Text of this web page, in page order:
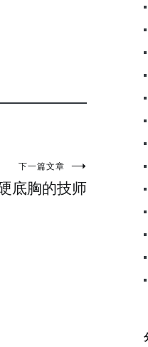
下一篇文章
底胸的技师